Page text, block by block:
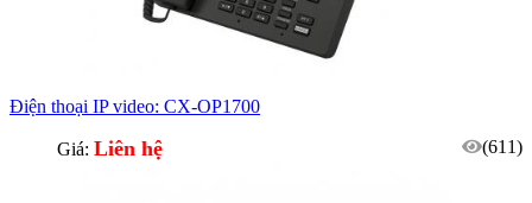
Điện thoại IP video: CX-OP1700
Giá: Liên hệ (611)